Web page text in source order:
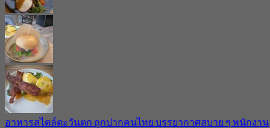
อาหารสไตล์ตะวันตก ถูกปากคนไทย บรรยากาศสบาย ๆ พนักงาน